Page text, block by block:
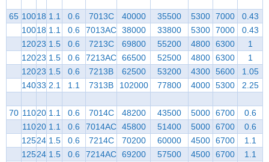
65 10018 1.1 0.6 7013C 40000 35500 5300 7000
0.43
10018 1.1 0.6 7013AC 38000 33800 5300 7000
0.43
12023 1.5 0.6 7213C 69800 55200 4800 6300
1
12023 1.5 0.6 7213AC 66500 52500 4800 6300
1
12023 1.5 0.6 7213B 62500 53200 4300 5600
1.05
14033 2.1 1.1 7313B 102000 77800 4000 5300 2.25
70 11020 1.1 0.6 7014C 48200 43500 5000 6700
0.6
11020 1.1 0.6 7014AC 45800 51400 5000 6700
0.6
12524 1.5 0.6 7214C 70200 60000 4500 6700
1.1
12524 1.5 0.6 7214AC 69200 57500 4500 6700
1.1